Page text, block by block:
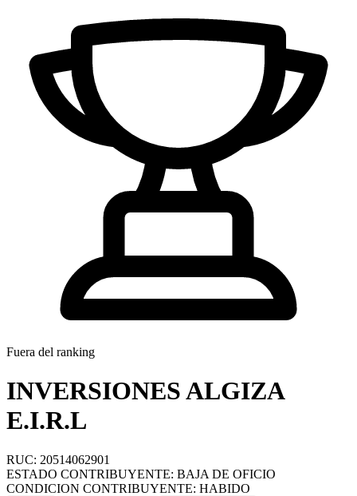
Fuera del ranking
INVERSIONES ALGIZA
E.I.R.L
RUC: 20514062901
ESTADO CONTRIBUYENTE: BAJA DE OFICIO
CONDICION CONTRIBUYENTE: HABIDO